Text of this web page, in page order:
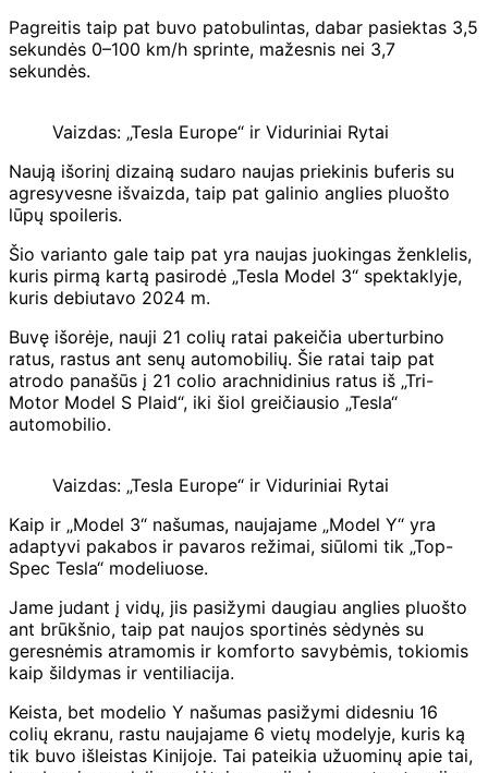
Pagreitis taip pat buvo patobulintas, dabar pasiektas 3,5
sekundės 0–100 km/h sprinte, mažesnis nei 3,7
sekundės.
Vaizdas: „Tesla Europe“ ir Viduriniai Rytai
Naują išorinį dizainą sudaro naujas priekinis buferis su
agresyvesne išvaizda, taip pat galinio anglies pluošto
lūpų spoileris.
Šio varianto gale taip pat yra naujas juokingas ženklelis,
kuris pirmą kartą pasirodė „Tesla Model 3“ spektaklyje,
kuris debiutavo 2024 m.
Buvę išorėje, nauji 21 colių ratai pakeičia uberturbino
ratus, rastus ant senų automobilių. Šie ratai taip pat
atrodo panašūs į 21 colio arachnidinius ratus iš „Tri-
Motor Model S Plaid“, iki šiol greičiausio „Tesla“
automobilio.
Vaizdas: „Tesla Europe“ ir Viduriniai Rytai
Kaip ir „Model 3“ našumas, naujajame „Model Y“ yra
adaptyvi pakabos ir pavaros režimai, siūlomi tik „Top-
Spec Tesla“ modeliuose.
Jame judant į vidų, jis pasižymi daugiau anglies pluošto
ant brūkšnio, taip pat naujos sportinės sėdynės su
geresnėmis atramomis ir komforto savybėmis, tokiomis
kaip šildymas ir ventiliacija.
Keista, bet modelio Y našumas pasižymi didesniu 16
colių ekranu, rastu naujajame 6 vietų modelyje, kuris ką
tik buvo išleistas Kinijoje. Tai pateikia užuominų apie tai,